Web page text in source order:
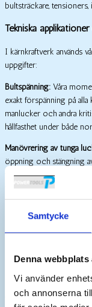
Samtycke
Denna
Vi använder
och annonserna
bultsträckare,
Tekniska
I kärnkraftverk används
uppgifter:
Bultspänning: Våra
exakt förspänning på alla
manlucker och andra
hållfasthet under både
Manövrering av tunga
öppning och stängning
tunga barriärer. Dessa
för att förhindra
specialiserade
rörledningar och andra
utgöra en säkerhetsrisk.
Kompaktering:
för att kompaktera låg